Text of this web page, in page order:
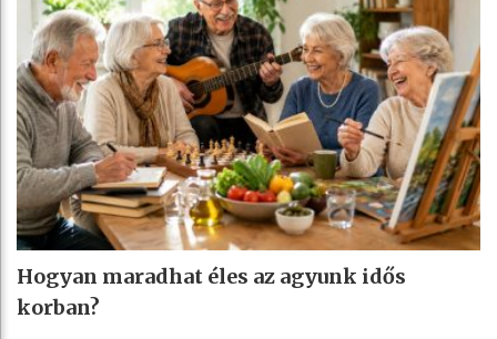
Hogyan maradhat éles az agyunk idős
korban?